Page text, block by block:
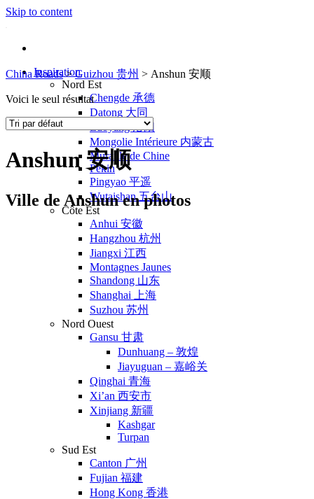
Skip to content
Inspiration
Nord Est
Chengde 承德
Datong 大同
Luoyang 洛阳
Mongolie Intérieure 内蒙古
Muraille de Chine
Pékin
Pingyao 平遥
Wutaishan 五台山
Côte Est
Anhui 安徽
Hangzhou 杭州
Jiangxi 江西
Montagnes Jaunes
Shandong 山东
Shanghai 上海
Suzhou 苏州
Nord Ouest
Gansu 甘肃
Dunhuang – 敦煌
Jiayuguan – 嘉峪关
Qinghai 青海
Xi’an 西安市
Xinjiang 新疆
Kashgar
Turpan
Sud Est
Canton 广州
Fujian 福建
Hong Kong 香港
China Roads > Guizhou 贵州 > Anshun 安顺
Voici le seul résultat
Anshun 安顺
Ville de Anshun en photos